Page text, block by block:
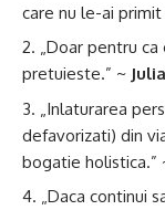
care nu le-ai primit
„Doar pentru
pretuieste.” ~
„Inlaturarea
defavorizati) din
bogatie holistica.”
„Daca continui